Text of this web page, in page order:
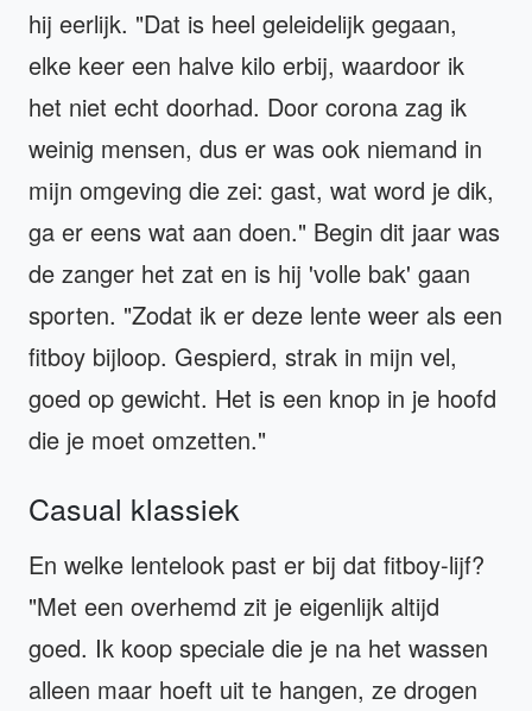
hij eerlijk. "Dat is heel geleidelijk gegaan,
elke keer een halve kilo erbij, waardoor ik
het niet echt doorhad. Door corona zag ik
weinig mensen, dus er was ook niemand in
mijn omgeving die zei: gast, wat word je dik,
ga er eens wat aan doen." Begin dit jaar was
de zanger het zat en is hij 'volle bak' gaan
sporten. "Zodat ik er deze lente weer als een
fitboy bijloop. Gespierd, strak in mijn vel,
goed op gewicht. Het is een knop in je hoofd
die je moet omzetten."
Casual klassiek
En welke lentelook past er bij dat fitboy-lijf?
"Met een overhemd zit je eigenlijk altijd
goed. Ik koop speciale die je na het wassen
alleen maar hoeft uit te hangen, ze drogen